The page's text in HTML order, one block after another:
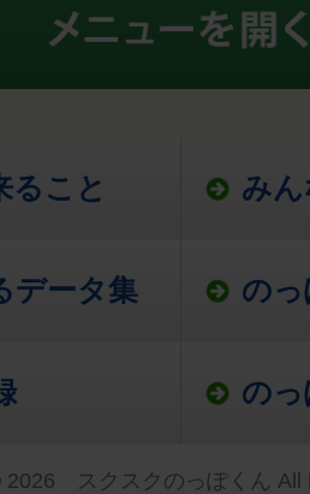
ること み
データ集 の
の
2026 スクスクのっぽくん All